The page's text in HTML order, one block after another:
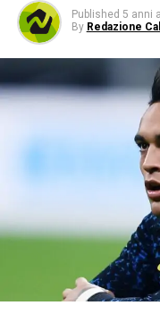
Published 5 anni
By Redazione